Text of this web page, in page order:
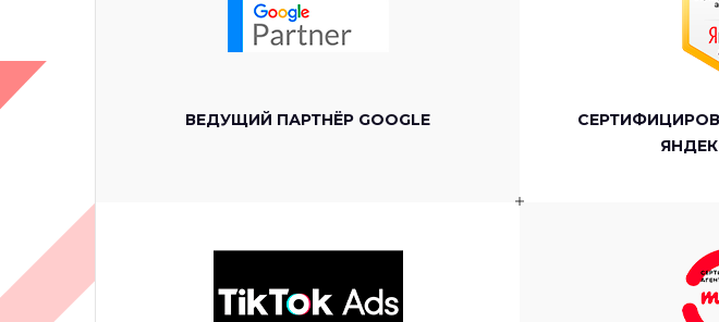
ВЕДУЩИЙ ПАРТНЁР GOOGLE